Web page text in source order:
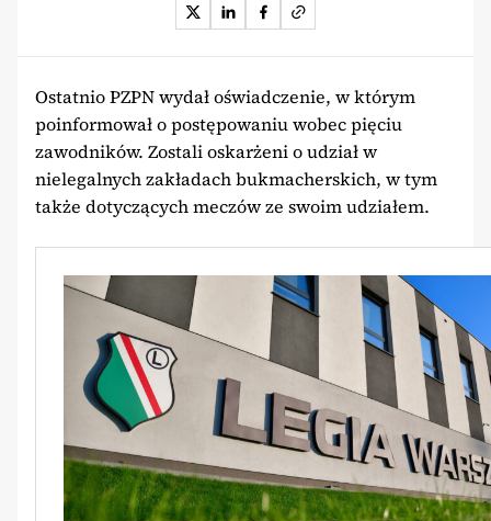
Ostatnio PZPN wydał oświadczenie, w którym
poinformował o postępowaniu wobec pięciu
zawodników. Zostali oskarżeni o udział w
nielegalnych zakładach bukmacherskich, w tym
także dotyczących meczów ze swoim udziałem.